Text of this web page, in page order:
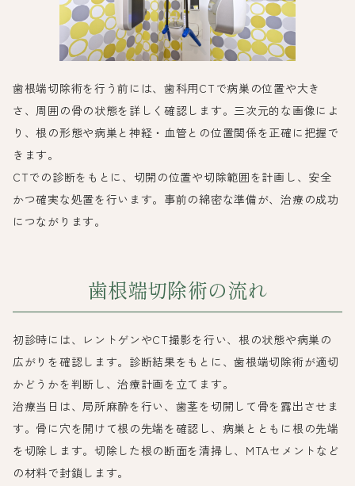
歯根端切除術を行う前には、歯科用CTで病巣の位置や大き
さ、周囲の骨の状態を詳しく確認します。三次元的な画像によ
り、根の形態や病巣と神経・血管との位置関係を正確に把握で
きます。
CTでの診断をもとに、切開の位置や切除範囲を計画し、安全
かつ確実な処置を行います。事前の綿密な準備が、治療の成功
につながります。
歯根端切除術の流れ
初診時には、レントゲンやCT撮影を行い、根の状態や病巣の
広がりを確認します。診断結果をもとに、歯根端切除術が適切
かどうかを判断し、治療計画を立てます。
治療当日は、局所麻酔を行い、歯茎を切開して骨を露出させま
す。骨に穴を開けて根の先端を確認し、病巣とともに根の先端
を切除します。切除した根の断面を清掃し、MTAセメントなど
の材料で封鎖します。